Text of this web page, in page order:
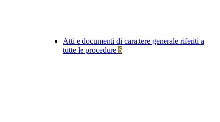
Atti e documenti di carattere generale riferiti a
tutte le procedure 6